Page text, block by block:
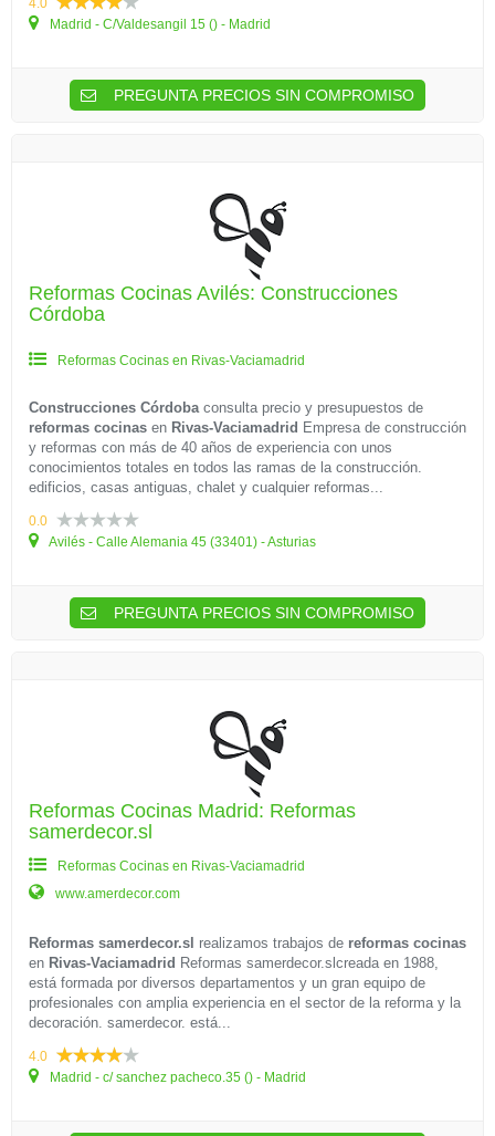
4.0
Madrid - C/Valdesangil 15 () - Madrid
PREGUNTA PRECIOS SIN COMPROMISO
Reformas Cocinas Avilés: Construcciones
Córdoba
Reformas Cocinas en Rivas-Vaciamadrid
Construcciones Córdobaconsulta precio y presupuestos de
reformas cocinas en Rivas-Vaciamadrid Empresa de construcción
y reformas con más de 40 años de experiencia con unos
conocimientos totales en todos las ramas de la construcción.
edificios, casas antiguas, chalet y cualquier reformas...
0.0
Avilés - Calle Alemania 45 (33401) - Asturias
PREGUNTA PRECIOS SIN COMPROMISO
Reformas Cocinas Madrid: Reformas
samerdecor.sl
Reformas Cocinas en Rivas-Vaciamadrid
www.amerdecor.com
Reformas samerdecor.sl realizamos trabajos de reformas cocinas
en Rivas-Vaciamadrid Reformas samerdecor.slcreada en 1988,
está formada por diversos departamentos y un gran equipo de
profesionales con amplia experiencia en el sector de la reforma y la
decoración. samerdecor. está...
4.0
Madrid - c/ sanchez pacheco.35 () - Madrid